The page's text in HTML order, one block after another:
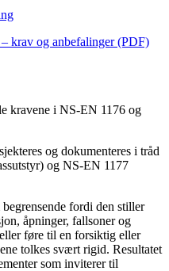
krav og anbefalinger (PDF)
kravene i NS-EN 1176 og
og dokumenteres i tråd
og NS-EN 1177
fordi den stiller
åpninger, fallsoner og
føre til en forsiktig eller
tolkes svært rigid. Resultatet
som inviterer til